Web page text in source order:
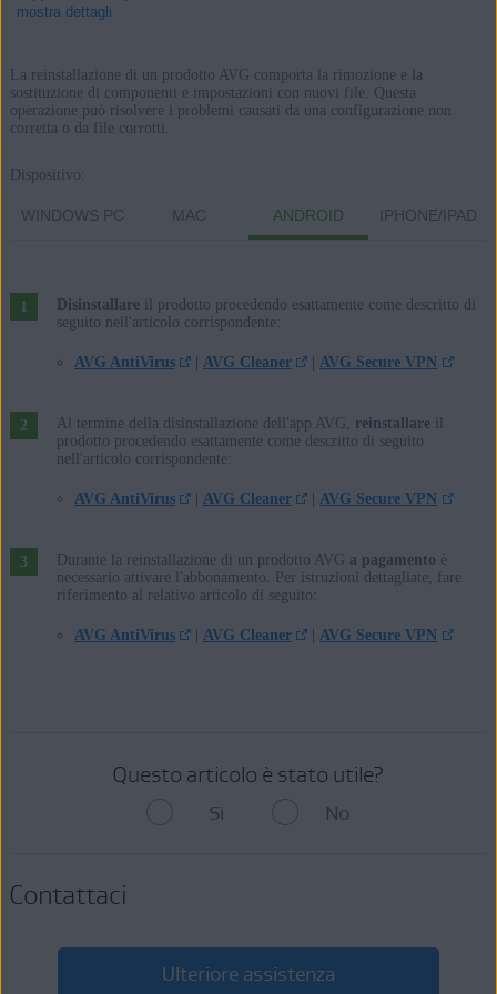
mostra dettagli
Prodotti:
Microsoft Windows 11 Home / Pro / Enterprise / Education
bit
Microsoft Windows 8.1 / Pro / Enterprise - 32/64 bit
Microsoft Windows 8 / Pro / Enterprise - 32/64 bit
Enterprise / Ultimate - Service Pack 1 con aggiornamento
cumulativo Convenience Rollup, 32/64 bit
Apple macOS 11.x (Big Sur)
Apple macOS 10.15.x (Catalina)
Apple macOS 10.13.x (High Sierra)
Apple macOS 10.12.x (Sierra)
Google Android 6.0 (Marshmallow, API 23) o versione successiva
La reinstallazione di un prodotto AVG comporta la rimozione e la
sostituzione di componenti e impostazioni con nuovi file. Questa
operazione può risolvere i problemi causati da una configurazione non
corretta o da file corrotti.
Dispositivo:
WINDOWS PC MAC ANDROID IPHONE/IPAD
Disinstallareil prodotto procedendo esattamente come descritto di
seguito nell'articolo corrispondente:
AVG AntiVirus AVG Cleaner AVG Secure VPN
Al termine della disinstallazione dell'app AVG, reinstallareil
prodotto procedendo esattamente come descritto di seguito
nell'articolo corrispondente:
AVG AntiVirus AVG Cleaner AVG Secure VPN
Durante la reinstallazione di un prodotto AVG a pagamento è
necessario attivare l'abbonamento. Per istruzioni dettagliate, fare
riferimento al relativo articolo di seguito:
AVG AntiVirus AVG Cleaner AVG Secure VPN
Questo articolo è stato utile?
Sì No
Contattaci
Ulteriore assistenza